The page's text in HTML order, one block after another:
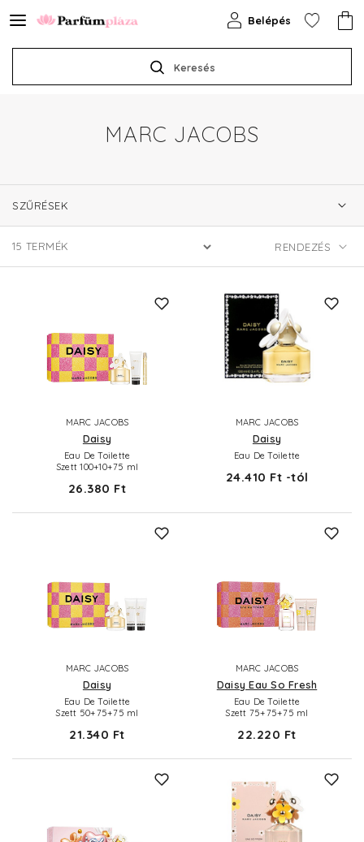
Keresés
Belépés
MARC JACOBS
SZŰRÉSEK
15 TERMÉK
MARC JACOBS
Daisy
Eau De Toilette
Szett 100+10+75 ml
26.380 Ft
MARC JACOBS
Daisy
Eau De Toilette
24.410 Ft -tól
MARC JACOBS
Daisy
Eau De Toilette
Szett 50+75+75 ml
21.340 Ft
MARC JACOBS
Daisy Eau So Fresh
Eau De Toilette
Szett 75+75+75 ml
22.220 Ft